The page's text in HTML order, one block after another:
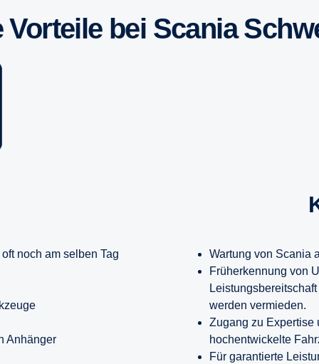
Vorteile bei Scania
noch am selben Tag
Anhänger
Wartung von Scania
Früherkennung von
werden vermieden.
Zugang zu Expertise
hochentwickelte
Für garantierte